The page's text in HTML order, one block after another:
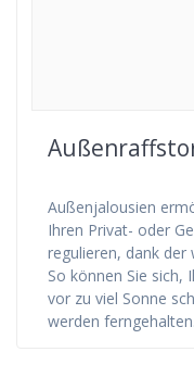
Außenjalousien
Ihren Privat- oder
regulieren, dank der
So können Sie sich,
vor zu viel Sonne
werden ferngehalten.